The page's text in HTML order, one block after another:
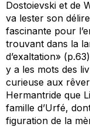
Dostoievski et de
va lester son
fascinante pour
trouvant dans la
d’exaltation»
y a les mots des
curieuse aux
Hermantride que
famille d’Urfé,
figuration de la